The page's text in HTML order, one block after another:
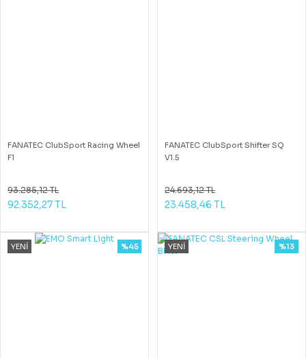
FANATEC ClubSport Racing Wheel
F1
93.285,12 TL
92.352,27 TL
FANATEC ClubSport Shifter SQ
V1.5
24.693,12 TL
23.458,46 TL
YENİ %45 YENİ %13